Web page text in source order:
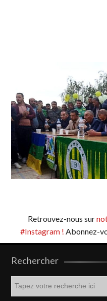
Retrouvez-nous sur
#Instagram ! Abonnez-
Rechercher